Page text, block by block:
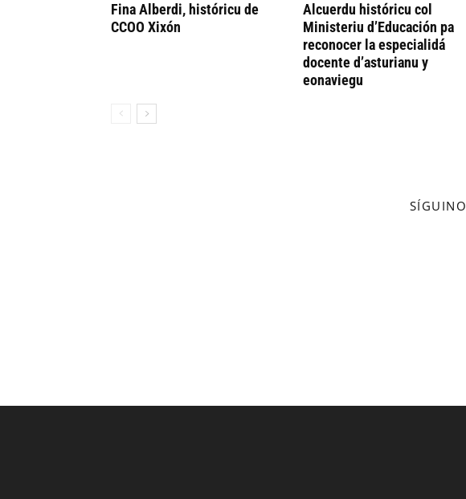
Fina Alberdi, históricu de
CCOO Xixón
Alcuerdu históricu col
Ministeriu d’Educación pa
reconocer la especialidá
docente d’asturianu y
eonaviegu